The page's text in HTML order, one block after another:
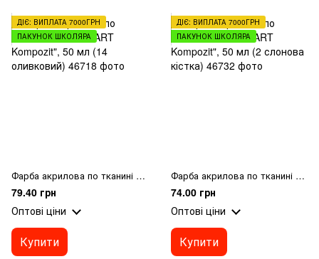
ДІЄ: ВИПЛАТА 7000ГРН
ПАКУНОК ШКОЛЯРА
Фарба акрилова по тканині MAMBO "ART Kompozit", 50 мл (14 оливковий)
79.40 грн
Оптові ціни
Купити
ДІЄ: ВИПЛАТА 7000ГРН
ПАКУНОК ШКОЛЯРА
Фарба акрилова по тканині MAMBO "ART Kompozit", 50 мл (2 слонова кістка)
74.00 грн
Оптові ціни
Купити